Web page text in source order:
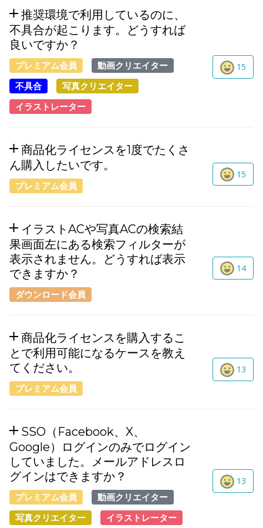
推奨環境で利用しているのに、
不具合が起こります。どうすれば
良いですか？
プレミアム会員
動画クリエイター
不具合
写真クリエイター
イラストレーター
15
商品化ライセンスを1度でたくさ
ん購入したいです。
プレミアム会員
15
イラストACや写真ACの検索結
果画面左にある検索フィルターが
表示されません。どうすれば表示
できますか？
ダウンロード会員
14
商品化ライセンスを購入するこ
とで利用可能になるケースを教え
てください。
プレミアム会員
13
SSO（Facebook、X、
Google）ログインのみでログイン
していました。メールアドレスロ
グインはできますか？
プレミアム会員
動画クリエイター
写真クリエイター
イラストレーター
13